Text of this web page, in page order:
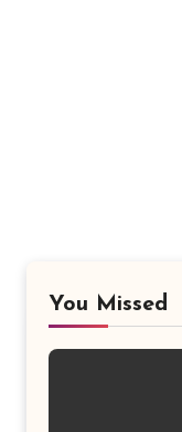
You Missed